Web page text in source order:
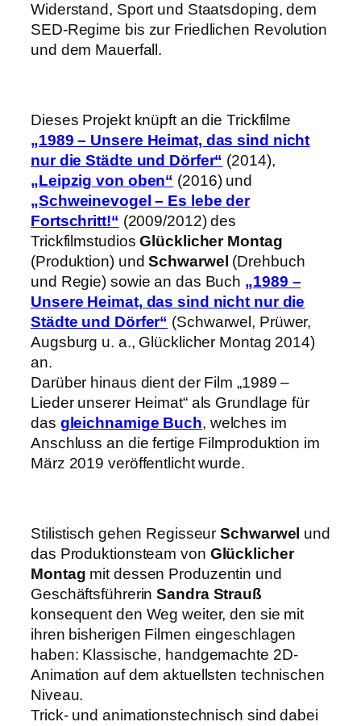
Widerstand, Sport und Staatsdoping, dem
SED-Regime bis zur Friedlichen Revolution
und dem Mauerfall.
Dieses Projekt knüpft an die Trickfilme
„1989 – Unsere Heimat, das sind nicht
nur die Städte und Dörfer“ (2014),
„Leipzig von oben“ (2016) und
„Schweinevogel – Es lebe der
Fortschritt!“ (2009/2012) des
TrickfilmstudiosGlücklicher Montag
(Produktion) undSchwarwel (Drehbuch
und Regie) sowie an das Buch „1989 –
Unsere Heimat, das sind nicht nur die
Städte und Dörfer“ (Schwarwel, Prüwer,
Augsburg u. a., Glücklicher Montag 2014)
an.
Darüber hinaus dient der Film „1989 –
Lieder unserer Heimat“ als Grundlage für
das gleichnamige Buch, welches im
Anschluss an die fertige Filmproduktion im
März 2019 veröffentlicht wurde.
Stilistisch gehen RegisseurSchwarwel und
das Produktionsteam von Glücklicher
Montag mit dessen Produzentin und
GeschäftsführerinSandra Strauß
konsequent den Weg weiter, den sie mit
ihren bisherigen Filmen eingeschlagen
haben: Klassische, handgemachte 2D-
Animation auf dem aktuellsten technischen
Niveau.
Trick- und animationstechnisch sind dabei